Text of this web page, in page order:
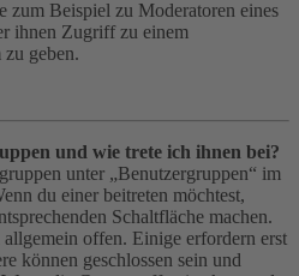
zum Beispiel zu Moderatoren eines
ihnen Zugriff zu einem
geben.
und wie trete ich ihnen bei?
unter „Benutzergruppen“ im
du einer beitreten möchtest,
Schaltfläche machen.
offen. Einige erfordern erst
können geschlossen sein und